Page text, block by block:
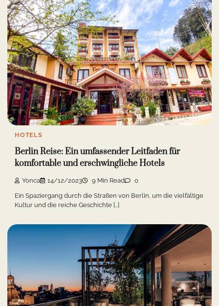
HOTELS
Berlin Reise: Ein umfassender Leitfaden für
komfortable und erschwingliche Hotels
Yonca 14/12/2023 9 Min Read 0
Ein Spaziergang durch die Straßen von Berlin, um die vielfältige
Kultur und die reiche Geschichte […]